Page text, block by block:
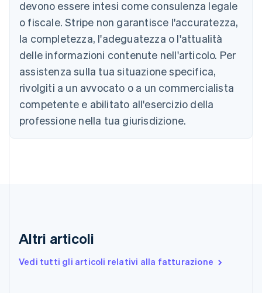
devono essere intesi come consulenza legale
o fiscale. Stripe non garantisce l'accuratezza,
la completezza, l'adeguatezza o l'attualità
delle informazioni contenute nell'articolo. Per
assistenza sulla tua situazione specifica,
rivolgiti a un avvocato o a un commercialista
competente e abilitato all'esercizio della
professione nella tua giurisdizione.
Altri articoli
Vedi tutti gli articoli relativi alla fatturazione
English
Austria
DeutschEnglish
Belgio
Nederlands FrançaisDeutsch English
Brasile
Português
Bulgaria
English
Canada
Cina continentale
Emirati Arabi Uniti
English
Estonia